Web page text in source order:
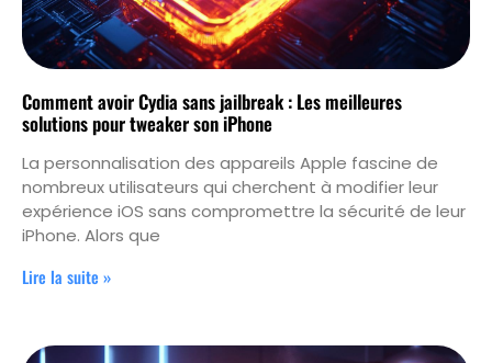
Comment avoir Cydia sans jailbreak : Les meilleures
solutions pour tweaker son iPhone
La personnalisation des appareils Apple fascine de
nombreux utilisateurs qui cherchent à modifier leur
expérience iOS sans compromettre la sécurité de leur
iPhone. Alors que
Lire la suite »